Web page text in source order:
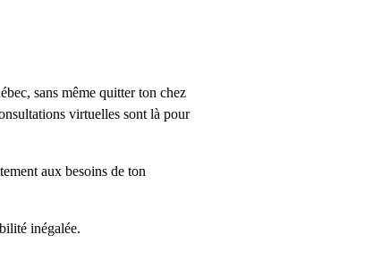
sans même quitter ton chez
virtuelles sont là pour
aux besoins de ton
inégalée.